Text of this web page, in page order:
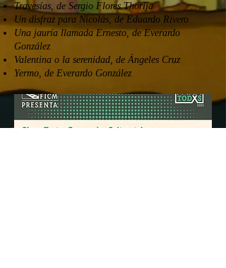
Travesías, de Sergio Flores Thorija
Un disfraz para Nicolás, de Eduardo Rivero
Una jauría llamada Ernesto, de Everardo
González
Valentina o la serenidad, de Ángeles Cruz
Yermo, de Everardo González